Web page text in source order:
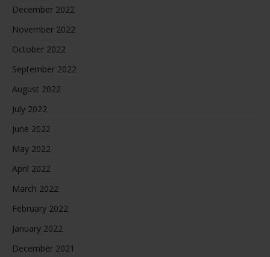
December 2022
November 2022
October 2022
September 2022
August 2022
July 2022
June 2022
May 2022
April 2022
March 2022
February 2022
January 2022
December 2021